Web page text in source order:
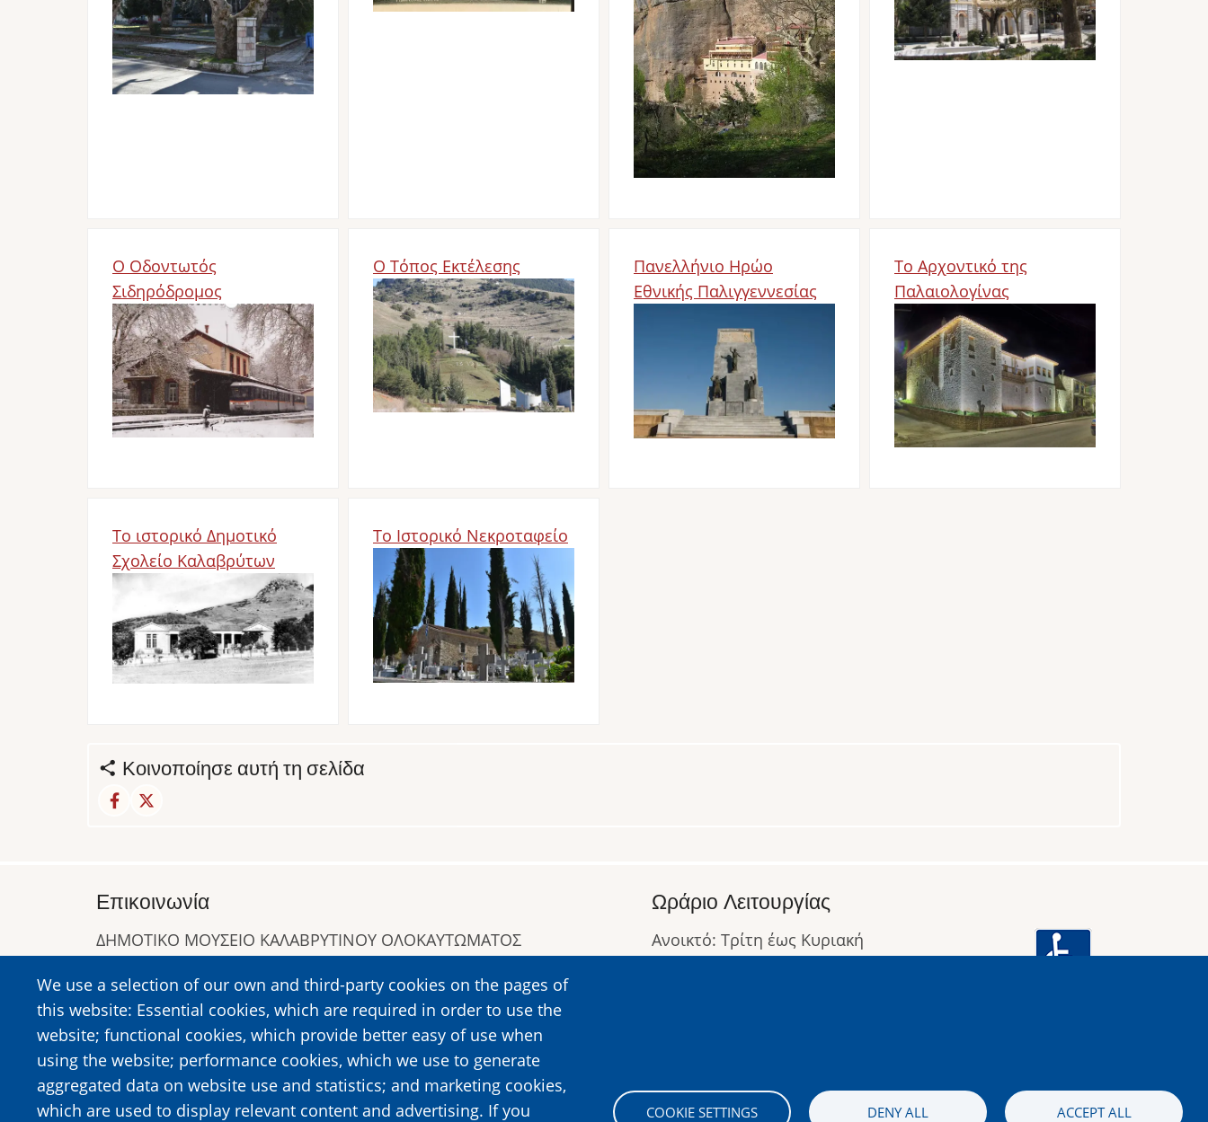
Ο Οδοντωτός
Σιδηρόδρομος
Image
Ο Τόπος Εκτέλεσης
Image
Πανελλήνιο Ηρώο
Εθνικής Παλιγγεννεσίας
Το Αρχοντικό της
Παλαιολογίνας
Image
Το ιστορικό Δημοτικό
Σχολείο Καλαβρύτων
Image
Το Ιστορικό Νεκροταφείο
Image
Κοινοποίησε αυτή τη σελίδα
We use a selection of our own and third-party cookies on the pages of
this website: Essential cookies, which are required in order to use the
website; functional cookies, which provide better easy of use when
using the website; performance cookies, which we use to generate
aggregated data on website use and statistics; and marketing cookies,
which are used to display relevant content and advertising. If you
COOKIE SETTINGS DENY ALL ACCEPT ALL
Επικοινωνία
ΔΗΜΟΤΙΚΟ ΜΟΥΣΕΙΟ ΚΑΛΑΒΡΥΤΙΝΟΥ ΟΛΟΚΑΥΤΩΜΑΤΟΣ
Τηλ:2692023646, 2692360220
https://www.dmko.gr || info@dmko.gr
Ωράριο Λειτουργίας
Ανοικτό: Τρίτη έως Κυριακή
Image Image Image Image